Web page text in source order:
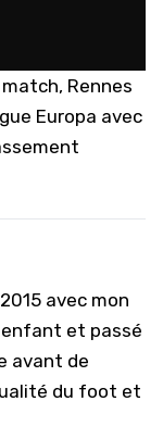
Rennes
Europa avec
avec mon
et passé
avant de
du foot et